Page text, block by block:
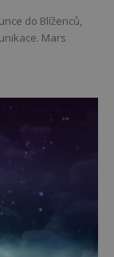
do Blíženců,
Mars